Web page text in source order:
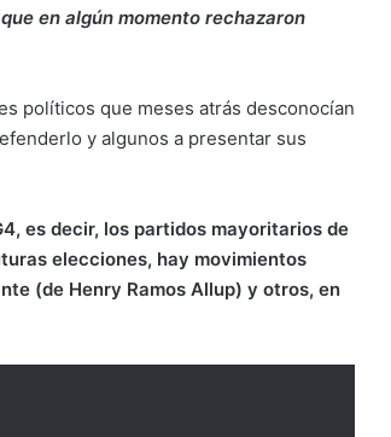
en algún momento rechazaron
políticos que meses atrás desconocían
y algunos a presentar sus
es decir, los partidos mayoritarios de
elecciones, hay movimientos
(de Henry Ramos Allup) y otros, en